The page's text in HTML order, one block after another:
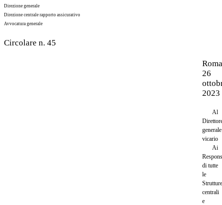
Direzione generale
Direzione centrale rapporto assicurativo
Avvocatura generale
Circolare n. 45
26
2023
Al
generale
vicario
Ai
di tutte
le
Strutture
centrali
e